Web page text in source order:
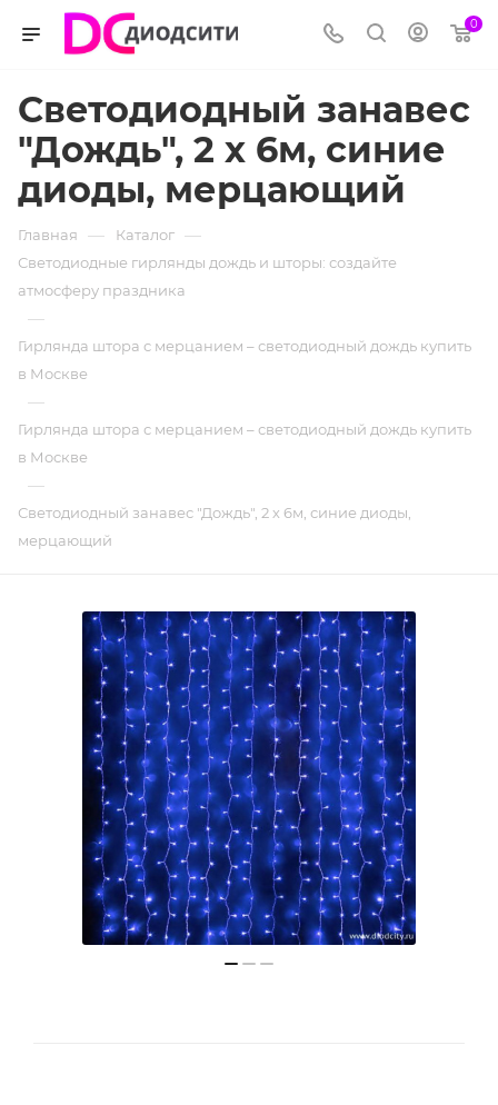
0
Светодиодный занавес
"Дождь", 2 х 6м, синие
диоды, мерцающий
Главная — Каталог —
Светодиодные гирлянды дождь и шторы: создайте
атмосферу праздника
—
Гирлянда штора с мерцанием – светодиодный дождь купить
в Москве
—
Гирлянда штора с мерцанием – светодиодный дождь купить
в Москве
—
Светодиодный занавес "Дождь", 2 х 6м, синие диоды,
мерцающий